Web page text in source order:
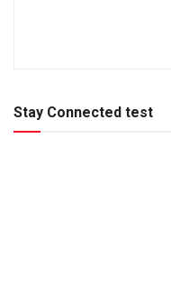
Stay Connected test